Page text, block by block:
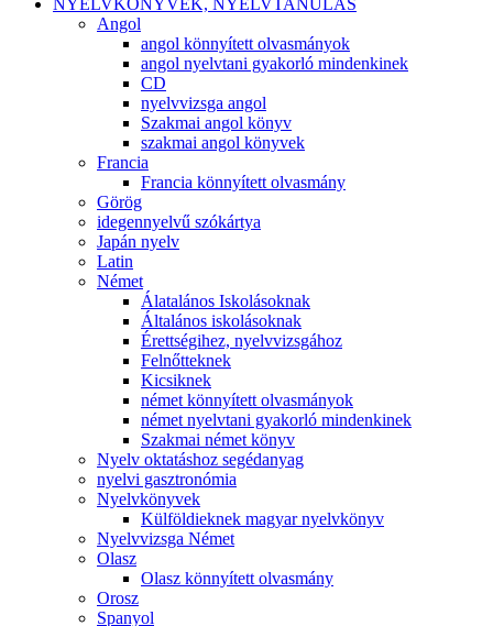
NYELVKÖNYVEK, NYELVTANULÁS
Angol
angol könnyített olvasmányok
angol nyelvtani gyakorló mindenkinek
CD
nyelvvizsga angol
Szakmai angol könyv
szakmai angol könyvek
Francia
Francia könnyített olvasmány
Görög
idegennyelvű szókártya
Japán nyelv
Latin
Német
Álatalános Iskolásoknak
Általános iskolásoknak
Érettségihez, nyelvvizsgához
Felnőtteknek
Kicsiknek
német könnyített olvasmányok
német nyelvtani gyakorló mindenkinek
Szakmai német könyv
Nyelv oktatáshoz segédanyag
nyelvi gasztronómia
Nyelvkönyvek
Külföldieknek magyar nyelvkönyv
Nyelvvizsga Német
Olasz
Olasz könnyített olvasmány
Orosz
Spanyol